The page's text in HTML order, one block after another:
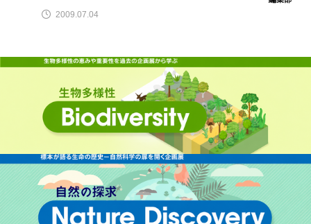
ら子へ、そして孫へ－ レポート開催期
2009.07.04